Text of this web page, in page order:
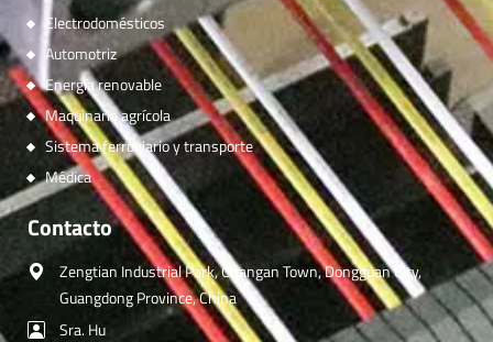
Electrodomésticos
Automotriz
Energía renovable
Maquinaria agrícola
Sistema ferroviario y transporte
Médica
Contacto
Zengtian Industrial Park, Changan Town, Dongguan City,
Guangdong Province, China
Sra. Hu